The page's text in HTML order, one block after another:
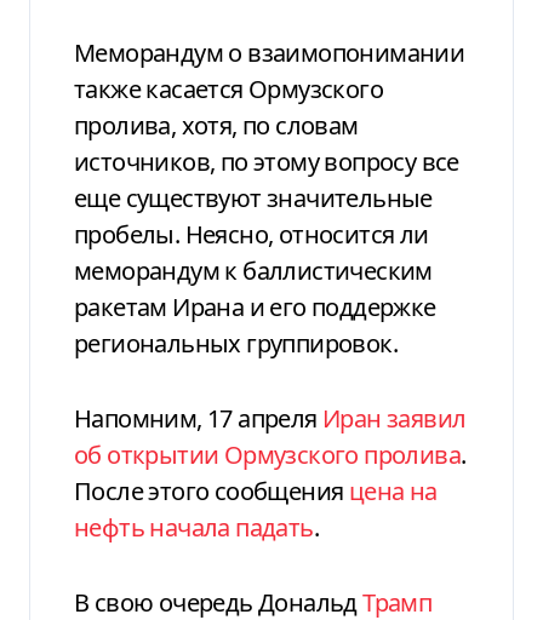
Меморандум о взаимопонимании
также касается Ормузского
пролива, хотя, по словам
источников, по этому вопросу все
еще существуют значительные
пробелы. Неясно, относится ли
меморандум к баллистическим
ракетам Ирана и его поддержке
региональных группировок.
Напомним, 17 апреля Иран заявил
об открытии Ормузского пролива.
После этого сообщения цена на
нефть начала падать.
В свою очередь ДональдТрамп